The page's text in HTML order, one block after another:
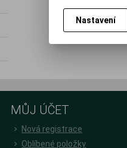
MŮJ ÚČET
Nová registrace
Oblíbené položky
Nastavení